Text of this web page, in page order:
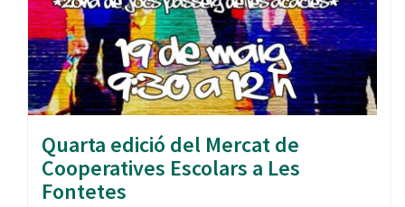
Quarta edició del Mercat de
Cooperatives Escolars a Les
Fontetes